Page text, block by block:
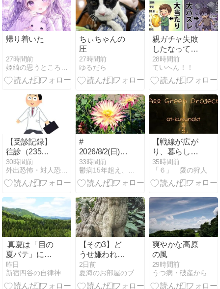
帰り着いた
27時間前
ちぃちゃんの
圧
27時間前
ゆるだら
親ガチャ失敗
したなって
人。親ガチャ
成功したなっ
て人。
28時間前
ていへん！！
【受診記録】
往診（235回
目）
30時間前
外出恐怖・対人恐怖・うつ病治療記
#
2026/8/2(日)〜
5(水) (仮)入眠
メニューと睡
眠記録【中間
33時間前
鬱病15年超え、いや50年以上？
【戦線が広が
り、暮らしの
逃げ道が細く
なる日】
8/6（木）
35時間前
「６」 愛の狩人
真夏は「目の
夏バテ」にご
用心
昨日
新宿四谷の自律神経専門 気功整体 「上気元」
【その3】ど
うせ嫌われる
なら
2日前
夏海のお部屋のブログ
爽やかな高原
の風
29時間前
うつ病・破産から立ち直る男